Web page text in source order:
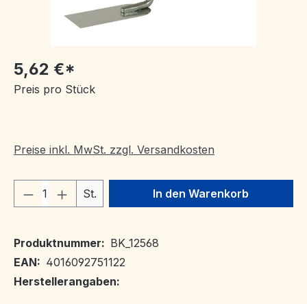
5,62 €*
Preis pro Stück
Preise inkl. MwSt. zzgl. Versandkosten
Produkt Anzahl: Gib den
St. In den Warenkorb
Produktnummer: BK_12568
EAN: 4016092751122
Herstellerangaben: